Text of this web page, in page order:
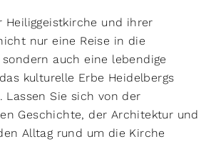
Heiliggeistkirche und ihrer
nur eine Reise in die
sondern auch eine lebendige
kulturelle Erbe Heidelbergs
Lassen Sie sich von der
Geschichte, der Architektur und
Alltag rund um die Kirche